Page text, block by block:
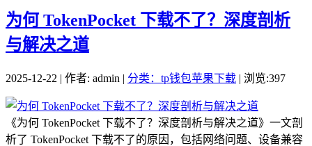
为何 TokenPocket 下载不了？深度剖析
与解决之道
2025-12-22 | 作者: admin | 分类：tp钱包苹果下载 | 浏览:397
《为何 TokenPocket 下载不了？深度剖析与解决之道》一文剖
析了 TokenPocket 下载不了的原因，包括网络问题、设备兼容